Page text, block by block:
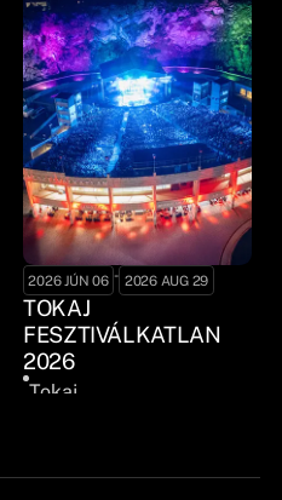
2026 JÚN 06 - 2026 AUG 29
TOKAJ
FESZTIVÁLKATLAN
2026
Tokaj